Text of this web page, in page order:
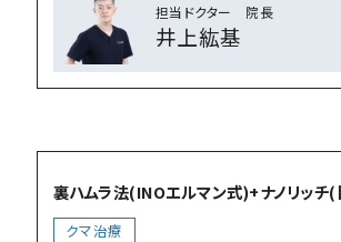
担当ドクター 院⻑
井上紘基
裏ハムラ法(INOエルマン式)+ナノリッチ
クマ治療